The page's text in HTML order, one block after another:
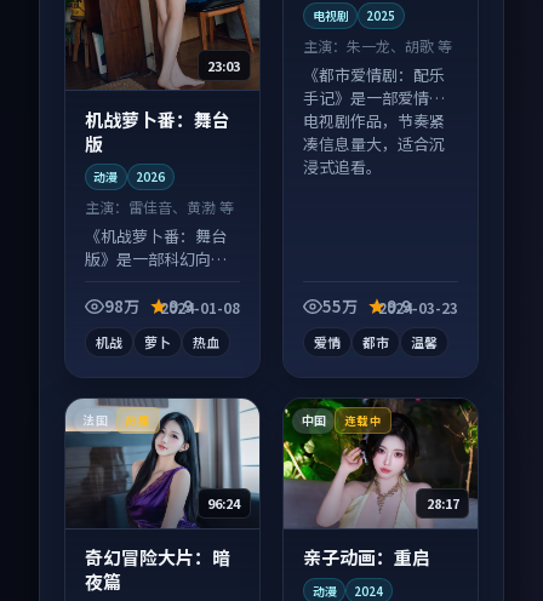
23:03
机战萝卜番：舞台
版
动漫 2026
主演： 雷佳音、黄渤 等
《机战萝卜番：舞台
版》是一部科幻向动
错过，字幕区常有惊
98万 9.9
2024-01-08
机战 萝卜 热血
电视剧 2025
主演：朱一龙、胡歌 等
《都市爱情剧：配乐
手记》是一部爱情向
电视剧作品，节奏紧
凑信息量大，适合沉
浸式追看。
55万 9.9
2024-03-23
爱情 都市 温馨
法国 热播
96:24
奇幻冒险大片：暗
夜篇
中国 连载中
28:17
亲子动画：重启
动漫 2024